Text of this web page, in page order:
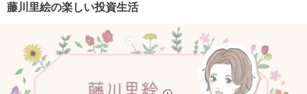
藤川里絵の楽しい投資生活